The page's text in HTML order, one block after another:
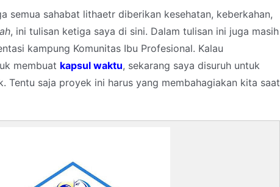
semua sahabat lithaetr diberikan kesehatan, keberkahan,
, ini tulisan ketiga saya di sini. Dalam tulisan ini juga masih
kampung Komunitas Ibu Profesional. Kalau
membuat kapsul waktu, sekarang saya disuruh untuk
Tentu saja proyek ini harus yang membahagiakan kita saat